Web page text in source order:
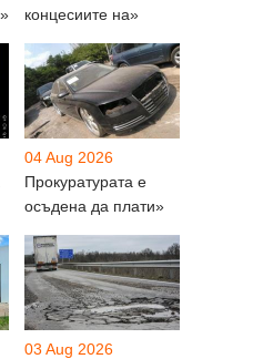
концесиите на»
04 Aug 2026
Прокуратурата е
осъдена да плати»
03 Aug 2026